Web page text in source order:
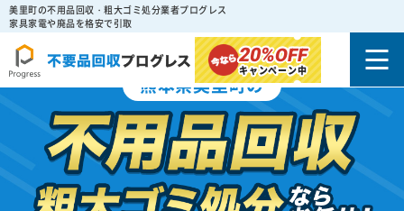
美里町の不用品回収・粗大ゴミ処分業者プログレス
家具家電や廃品を格安で引取
20%OFF
キャンペーン中
熊本県美里町の